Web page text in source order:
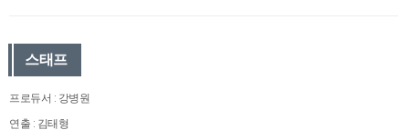
스태프
프로듀서 : 강병원
연출 : 김태형